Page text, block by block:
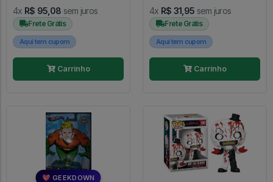
4x R$ 95,08 sem juros
Frete Grátis
Aqui tem cupom
Carrinho
4x R$ 31,95 sem juros
Frete Grátis
Aqui tem cupom
Carrinho
💖 GEEKDOWN